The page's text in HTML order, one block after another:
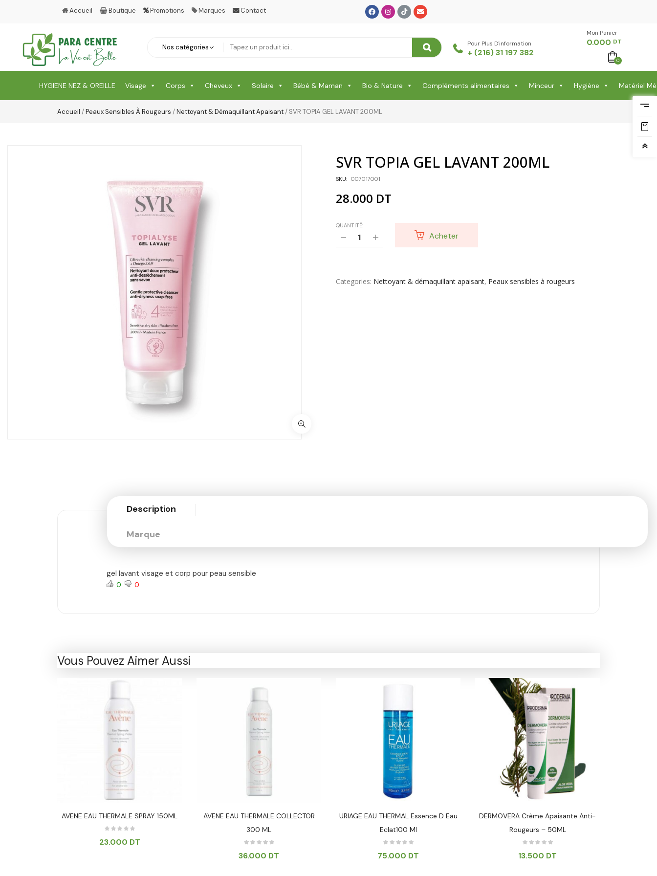
Accueil Boutique Promotions Marques Contact
Pour Plus D'information
+ (216) 31 197 382
Mon Panier -
0.000 DT
0
HYGIENE NEZ & OREILLE Visage Corps Cheveux Solaire Bébé & Maman Bio & Nature Compléments alimentaires Minceur Hygiène Matériel
Accueil /Peaux Sensibles À Rougeurs /Nettoyant & Démaquillant Apaisant/ SVR TOPIA GEL LAVANT 200ML
SVR TOPIA GEL LAVANT 200ML
SKU: 007017001
28.000 DT
QUANTITÉ:
Acheter
Categories Nettoyant & démaquillant apaisant, Peaux sensibles à rougeurs
Description
Marque
gel lavant visage et corp pour peau sensible
0 0
Vous Pouvez Aimer Aussi
AVENE EAU THERMALE SPRAY 150ML
23.000 DT
AVENE EAU THERMALE COLLECTOR
300 ML
36.000 DT
URIAGE EAU THERMAL Essence D Eau
Eclat100 Ml
75.000 DT
DERMOVERA Crème Apaisante Anti-
Rougeurs – 50ML
13.500 DT
RELAXATION & ANTI STRESS & SOMMEIL
SANTE
Shampooing & Masque & Aprés Shampooing
Soin Capillaire